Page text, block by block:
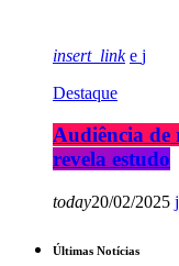
insert_link
Destaque
Audiência de
revela estudo
today20/02/2025
Últimas Notícias